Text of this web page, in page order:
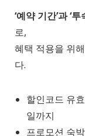
‘예약 기간’과 ‘
로,
혜택 적용을 위
다.
할인코드 유
일까지
프로모션 숙